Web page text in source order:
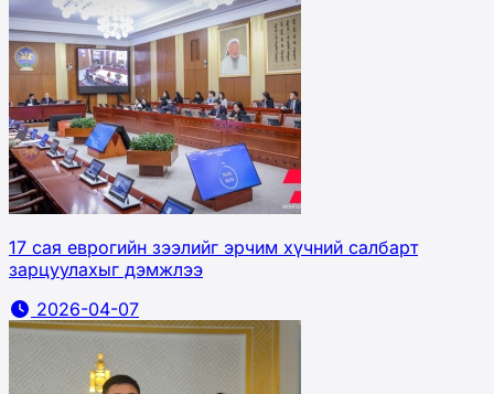
17 сая еврогийн зээлийг эрчим хүчний салбарт
зарцуулахыг дэмжлээ
2026-04-07